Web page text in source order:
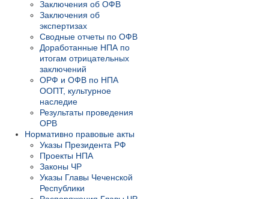
Заключения об ОФВ
Заключения об
экспертизах
Сводные отчеты по ОФВ
Доработанные НПА по
итогам отрицательных
заключений
ОРФ и ОФВ по НПА
ООПТ, культурное
наследие
Результаты проведения
ОРВ
Нормативно правовые акты
Указы Президента РФ
Проекты НПА
Законы ЧР
Указы Главы Чеченской
Республики